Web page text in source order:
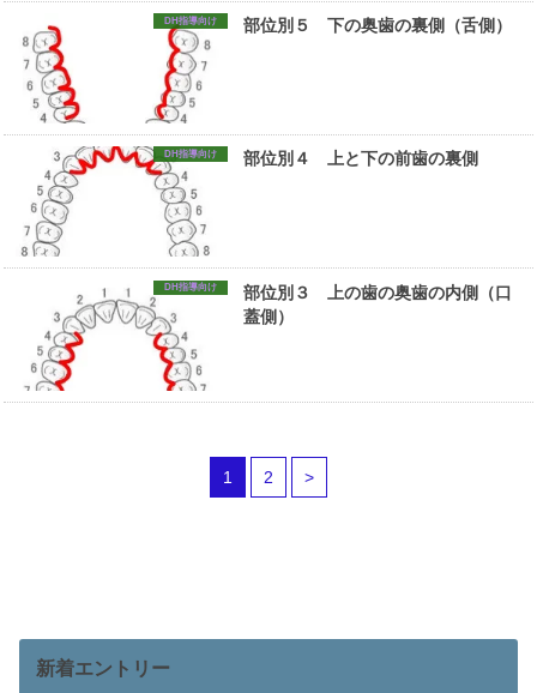
DH指導向け 部位別５ 下の奥歯の裏側（舌側）
DH指導向け 部位別４ 上と下の前歯の裏側
DH指導向け
部位別３ 上の歯の奥歯の内側（口
蓋側）
1 2 >
新着エントリー